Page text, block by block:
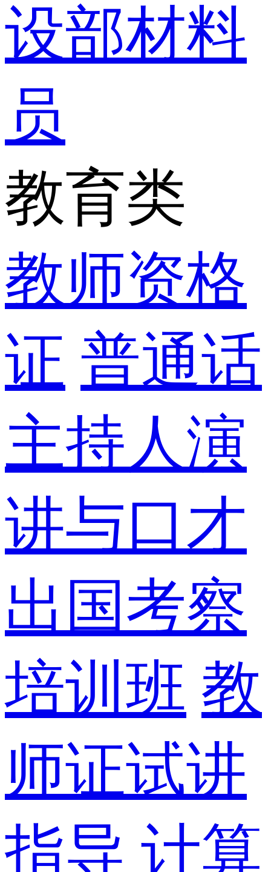
设部材料
员
教育类
教师资格
证 普通话
主持人演
讲与口才
出国考察
培训班 教
师证试讲
指导 计算